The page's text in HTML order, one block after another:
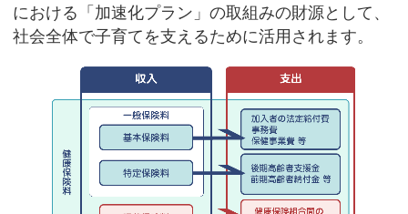
における「加速化プラン」の取組みの財源として、
社会全体で子育てを支えるために活用されます。